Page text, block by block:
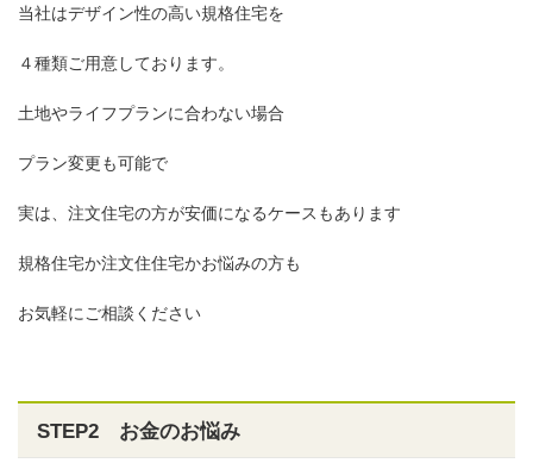
当社はデザイン性の高い規格住宅を
４種類ご用意しております。
土地やライフプランに合わない場合
プラン変更も可能で
実は、注文住宅の方が安価になるケースもあります
規格住宅か注文住住宅かお悩みの方も
お気軽にご相談ください
STEP2 お金のお悩み